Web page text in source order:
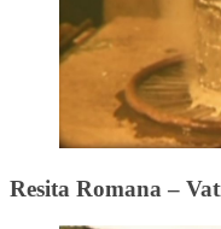
Resita Romana –